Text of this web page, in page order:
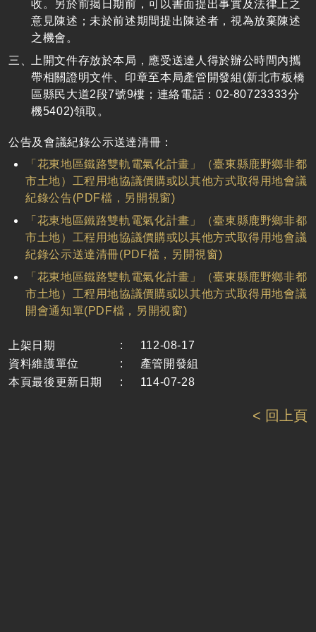
收。另於前揭日期前，可以書面提出事實及法律上之
意見陳述；未於前述期間提出陳述者，視為放棄陳述
之機會。
上開文件存放於本局，應受送達人得於辦公時間內攜
帶相關證明文件、印章至本局產管開發組(新北市板橋
區縣民大道2段7號9樓；連絡電話：02-80723333分
機5402)領取。
公告及會議紀錄公示送達清冊：
「花東地區鐵路雙軌電氣化計畫」（臺東縣鹿野鄉非都
市土地）工程用地協議價購或以其他方式取得用地會議
紀錄公告(PDF檔，另開視窗)
「花東地區鐵路雙軌電氣化計畫」（臺東縣鹿野鄉非都
市土地）工程用地協議價購或以其他方式取得用地會議
紀錄公示送達清冊(PDF檔，另開視窗)
「花東地區鐵路雙軌電氣化計畫」（臺東縣鹿野鄉非都
市土地）工程用地協議價購或以其他方式取得用地會議
開會通知單(PDF檔，另開視窗)
上架日期 :
112-08-17
資料維護單位
:
產管開發組
本頁最後更新日期
: 114-07-28
< 回上頁